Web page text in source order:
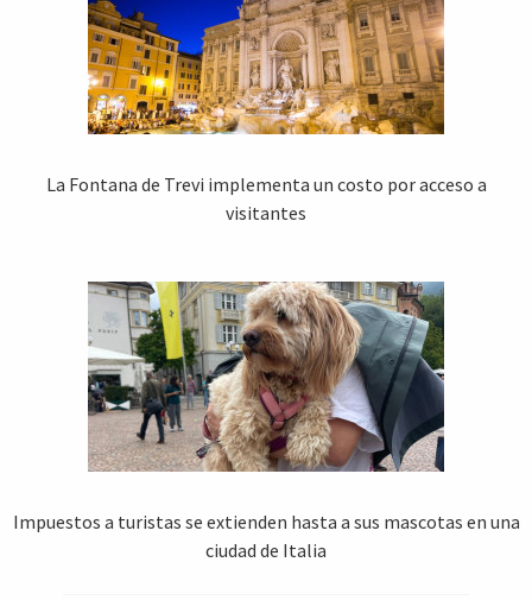
La Fontana de Trevi implementa un costo por acceso a
visitantes
Impuestos a turistas se extienden hasta a sus mascotas en una
ciudad de Italia